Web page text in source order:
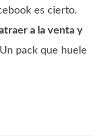
es cierto.
a la venta y
Un pack que huele